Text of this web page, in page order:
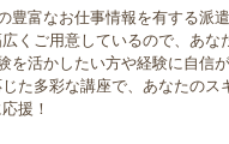
豊富なお仕事情報を有する派
くご用意しているので、あな
を活かしたい方や経験に自信
た多彩な講座で、あなたのス
援！